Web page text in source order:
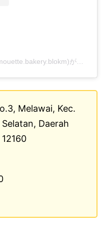
La Mouette Cake & Bakery(@lamouette.bakery.blokm)がシェアした投稿
Melawai, Kec.
Daerah